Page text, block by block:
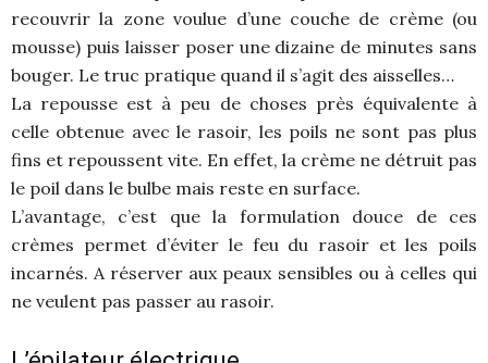
recouvrir la zone voulue d’une couche de crème (ou
mousse) puis laisser poser une dizaine de minutes sans
bouger. Le truc pratique quand il s’agit des aisselles…
La repousse est à peu de choses près équivalente à
celle obtenue avec le rasoir, les poils ne sont pas plus
fins et repoussent vite. En effet, la crème ne détruit pas
le poil dans le bulbe mais reste en surface.
L’avantage, c’est que la formulation douce de ces
crèmes permet d’éviter le feu du rasoir et les poils
incarnés. A réserver aux peaux sensibles ou à celles qui
ne veulent pas passer au rasoir.